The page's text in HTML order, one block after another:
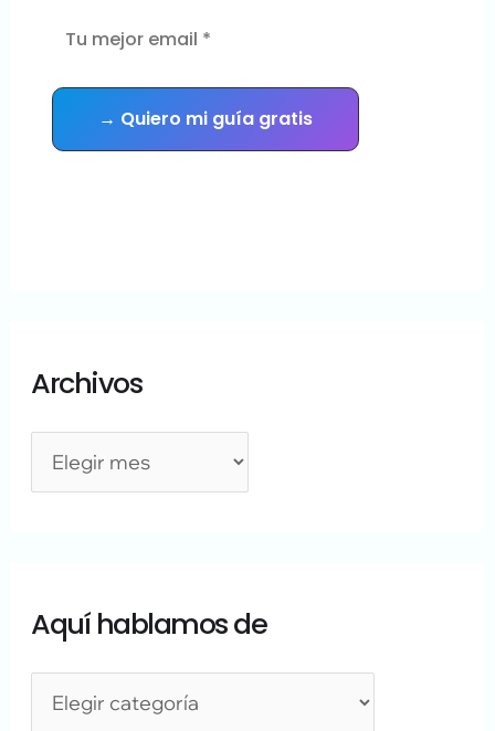
Archivos
Aquí hablamos de